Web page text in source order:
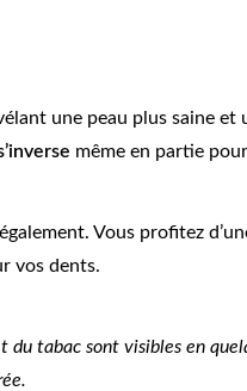
une peau plus saine
même en partie
Vous profitez
vos dents.
du tabac sont visibles en